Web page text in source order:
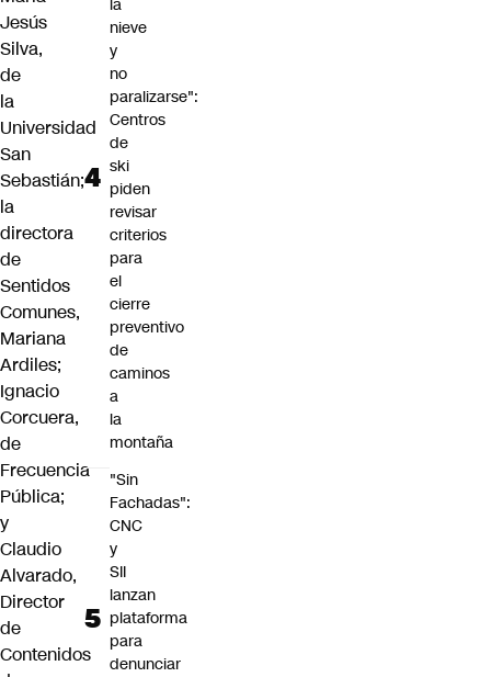
Jesús
Silva,
de
la
Universidad
San
Sebastián;
la
directora
de
Sentidos
Comunes,
Mariana
Ardiles;
Ignacio
Corcuera,
de
Frecuencia
Pública;
y
Claudio
Alvarado,
Director
de
Contenidos
la
nieve
y
no
paralizarse":
Centros
de
ski
piden
revisar
criterios
para
el
cierre
preventivo
de
caminos
a
la
montaña
"Sin
Fachadas":
CNC
y
SII
lanzan
plataforma
para
denunciar